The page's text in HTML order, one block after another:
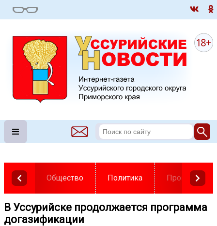
Общество Политика
В Уссурийске продолжается программа
догазификации